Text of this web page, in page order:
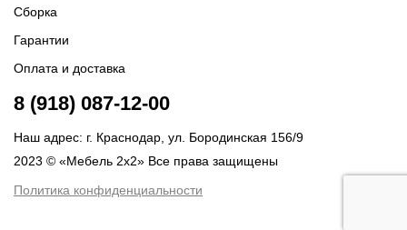
Сборка
Гарантии
Оплата и доставка
8 (918) 087-12-00
Наш адрес: г. Краснодар, ул. Бородинская 156/9
2023 © «Мебель 2x2» Все права защищены
Политика конфиденциальности